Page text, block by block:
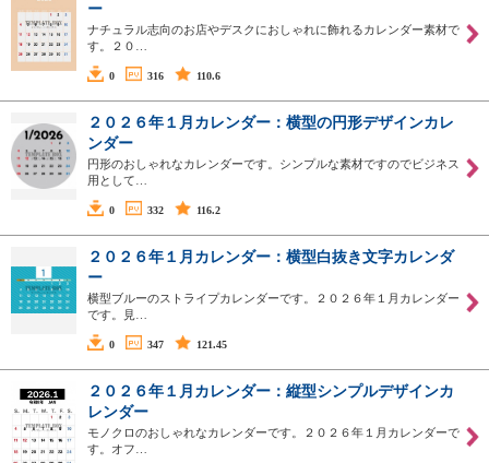
ー
ナチュラル志向のお店やデスクにおしゃれに飾れるカレンダー素材で
す。２０…
0 316 110.6
２０２６年１月カレンダー：横型の円形デザインカレ
ンダー
円形のおしゃれなカレンダーです。シンプルな素材ですのでビジネス
用として…
0 332 116.2
２０２６年１月カレンダー：横型白抜き文字カレンダ
ー
横型ブルーのストライプカレンダーです。２０２６年１月カレンダー
です。見…
0 347 121.45
２０２６年１月カレンダー：縦型シンプルデザインカ
レンダー
モノクロのおしゃれなカレンダーです。２０２６年１月カレンダーで
す。オフ…